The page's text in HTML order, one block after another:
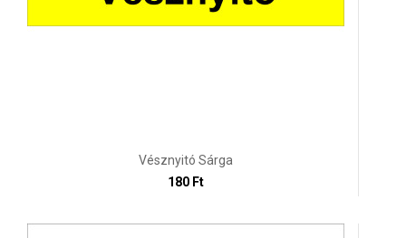
Vésznyitó Sárga
180 Ft